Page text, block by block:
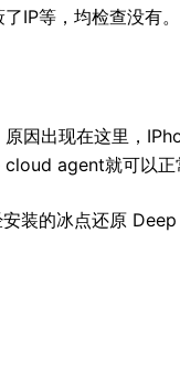
IP等，均检查没有。
因出现在这里，
agent就可以正
装的冰点还原